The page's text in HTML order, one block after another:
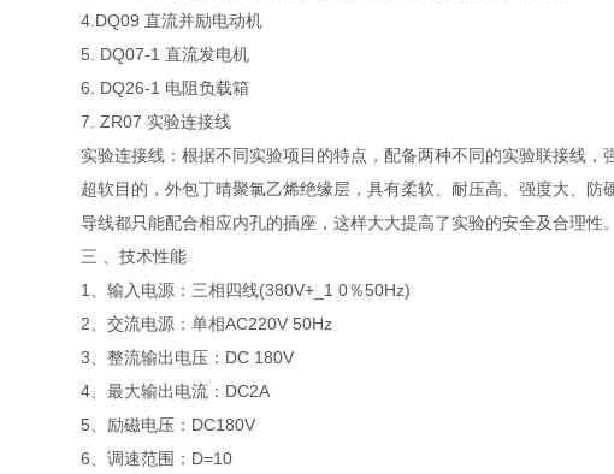
4.DQ09 直流并励电动机
5. DQ07-1 直流发电机
6. DQ26-1 电阻负载箱
7. ZR07 实验连接线
实验连接线：根据不同实验项目的特点，配备两种不同的实验联接线
超软目的，外包丁晴聚氯乙烯绝缘层，具有柔软、耐压高、强度大、
导线都只能配合相应内孔的插座，这样大大提高了实验的安全及合理性。
三 、技术性能
1、输入电源：三相四线(380V+_1 0％50Hz)
2、交流电源：单相AC220V 50Hz
3、整流输出电压：DC 180V
4、最大输出电流：DC2A
5、励磁电压：DC180V
6、调速范围：D=10